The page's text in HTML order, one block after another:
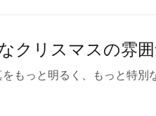
クリスマスの雰
もっと明るく、もっと特